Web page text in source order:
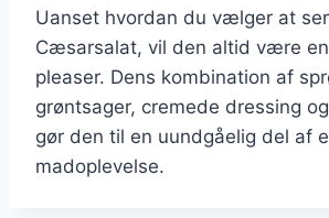
Uanset hvordan du vælger at
Cæsarsalat, vil den altid være
pleaser. Dens kombination af
grøntsager, cremede dressing
gør den til en uundgåelig del af
madoplevelse.